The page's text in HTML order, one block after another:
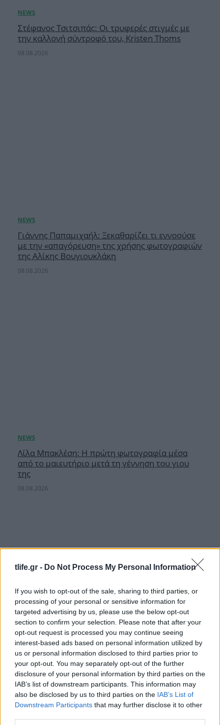
tlife.gr - Do Not Process My Personal Information
If you wish to opt-out of the sale, sharing to third parties, or
processing of your personal or sensitive information for
targeted advertising by us, please use the below opt-out
section to confirm your selection. Please note that after your
opt-out request is processed you may continue seeing
interest-based ads based on personal information utilized by
us or personal information disclosed to third parties prior to
your opt-out. You may separately opt-out of the further
disclosure of your personal information by third parties on the
IAB’s list of downstream participants. This information may
also be disclosed by us to third parties on the IAB’s List of
Downstream Participants that may further disclose it to other
Στέφανος Τσιτσιπάς: Οι τρυφερές στιγμές με
την καλλονή σύντροφό του, Kristen Thoms
08.08.2026
Γιάννης Παπαμιχαήλ: Ξεκαθαρίζει τι εννοούσε
με την «απαγόρευση» της χρήσης φωτογραφιών
της Αλίκης Βουγιουκλάκη
08.08.2026
Λίλα Μπακλέση: Η πρώτη φωτογραφία μέσα
από το μαιευτήριο μετά τη γέννηση του γιου
της
08.08.2026
Τζάστιν και Χείλι Μπίμπερ: Βόλτα για σούσι στο
Λος Άντζελες με casual looks αλλά και ένα
«αμήχανο vibe» που δεν πέρασε απαρατήρητο
07.08.2026